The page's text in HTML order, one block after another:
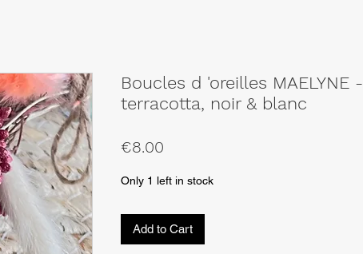
Boucles d 'oreilles MAELYNE -
terracotta, noir & blanc
€8.00
Only 1 left in stock
Add to Cart